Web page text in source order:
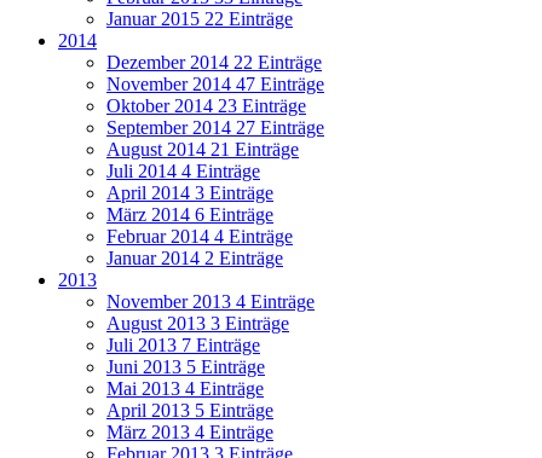
Januar 2015 22 Einträge
2014
Dezember 2014 22 Einträge
November 2014 47 Einträge
Oktober 2014 23 Einträge
September 2014 27 Einträge
August 2014 21 Einträge
Juli 2014 4 Einträge
April 2014 3 Einträge
März 2014 6 Einträge
Februar 2014 4 Einträge
Januar 2014 2 Einträge
2013
November 2013 4 Einträge
August 2013 3 Einträge
Juli 2013 7 Einträge
Juni 2013 5 Einträge
Mai 2013 4 Einträge
April 2013 5 Einträge
März 2013 4 Einträge